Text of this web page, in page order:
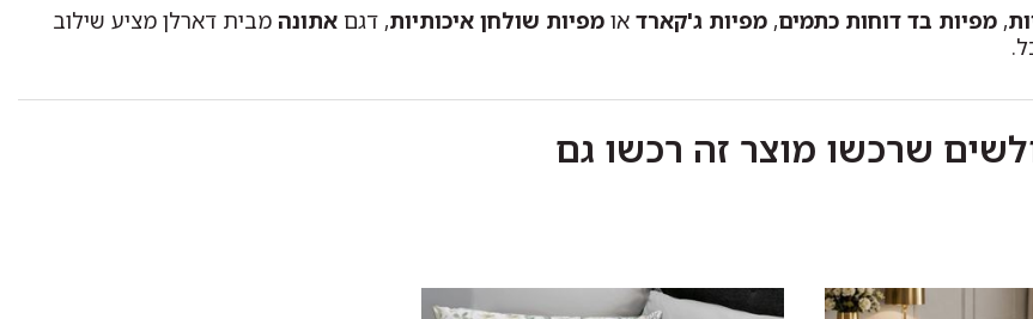
, מפיות בד דוחות כתמים, מפיות ג'קארד או מפיות שולחן איכותיות, דגם אתונה מבית דארלן מציע שילוב
שרכשו מוצר זה רכשו גם